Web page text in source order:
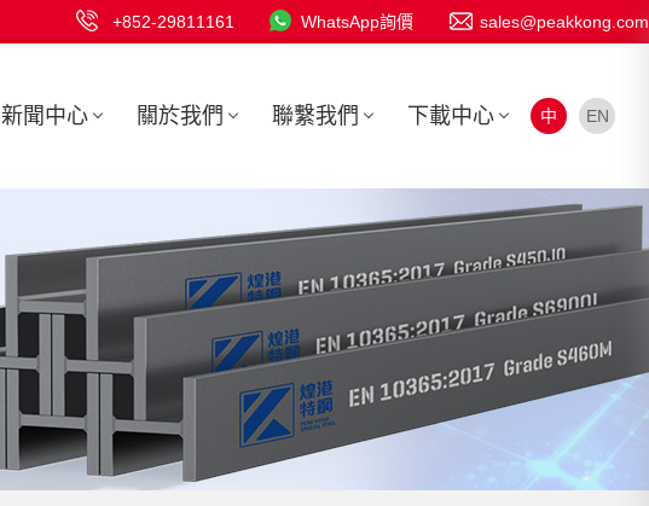
sales@peakkong.com
WhatsApp詢價
+852-29811161
新聞中心 關於我們 聯繫我們 下載中心 中 EN